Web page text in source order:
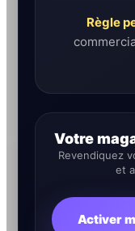
Règle
Votre
Revendiquez
et
Activer